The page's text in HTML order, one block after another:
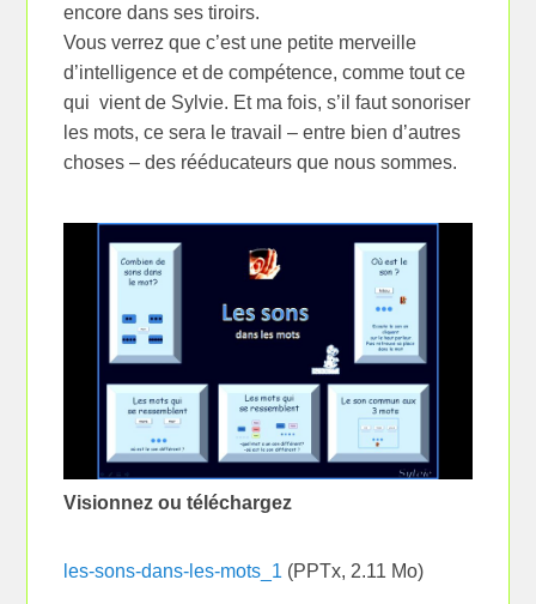
encore dans ses tiroirs.
Vous verrez que c’est une petite merveille
d’intelligence et de compétence, comme tout ce
qui vient de Sylvie. Et ma fois, s’il faut sonoriser
les mots, ce sera le travail – entre bien d’autres
choses – des rééducateurs que nous sommes.
Visionnez ou téléchargez
les-sons-dans-les-mots_1 (PPTx, 2.11 Mo)